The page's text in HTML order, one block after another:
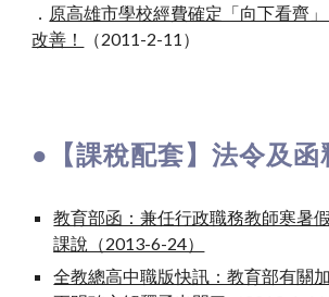
． 原高雄市學校經費確定「向下看齊
改善！
（2011-2-11）
● 【課稅配套】法令及函
教育部函：兼任行政職務教師寒暑
課說（2013-6-24）
全教總高中職版快訊：教育部有關